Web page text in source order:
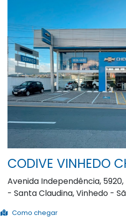
CODIVE VINHEDO
Avenida Independência,
- Santa Claudina, Vinhedo -
Como chegar